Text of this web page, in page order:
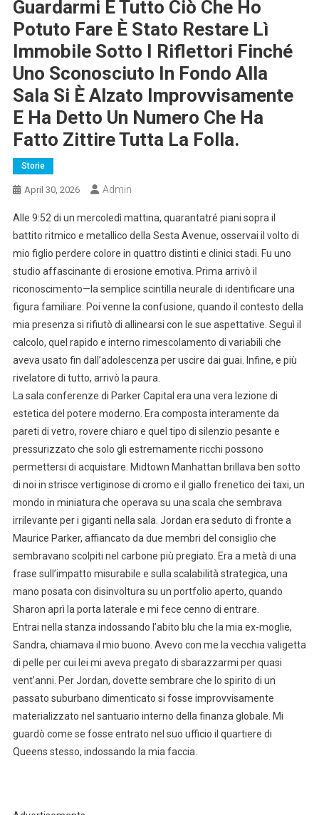
Guardarmi E Tutto Ciò Che Ho
Potuto Fare È Stato Restare Lì
Immobile Sotto I Riflettori Finché
Uno Sconosciuto In Fondo Alla
Sala Si È Alzato Improvvisamente
E Ha Detto Un Numero Che Ha
Fatto Zittire Tutta La Folla.
Storie
April 30, 2026 Admin
Alle 9:52 di un mercoledì mattina, quarantatré piani sopra il
battito ritmico e metallico della Sesta Avenue, osservai il volto di
mio figlio perdere colore in quattro distinti e clinici stadi. Fu uno
studio affascinante di erosione emotiva. Prima arrivò il
riconoscimento—la semplice scintilla neurale di identificare una
figura familiare. Poi venne la confusione, quando il contesto della
mia presenza si rifiutò di allinearsi con le sue aspettative. Seguì il
calcolo, quel rapido e interno rimescolamento di variabili che
aveva usato fin dall’adolescenza per uscire dai guai. Infine, e più
rivelatore di tutto, arrivò la paura.
La sala conferenze di Parker Capital era una vera lezione di
estetica del potere moderno. Era composta interamente da
pareti di vetro, rovere chiaro e quel tipo di silenzio pesante e
pressurizzato che solo gli estremamente ricchi possono
permettersi di acquistare. Midtown Manhattan brillava ben sotto
di noi in strisce vertiginose di cromo e il giallo frenetico dei taxi, un
mondo in miniatura che operava su una scala che sembrava
irrilevante per i giganti nella sala. Jordan era seduto di fronte a
Maurice Parker, affiancato da due membri del consiglio che
sembravano scolpiti nel carbone più pregiato. Era a metà di una
frase sull’impatto misurabile e sulla scalabilità strategica, una
mano posata con disinvoltura su un portfolio aperto, quando
Sharon aprì la porta laterale e mi fece cenno di entrare.
Entrai nella stanza indossando l’abito blu che la mia ex-moglie,
Sandra, chiamava il mio buono. Avevo con me la vecchia valigetta
di pelle per cui lei mi aveva pregato di sbarazzarmi per quasi
vent’anni. Per Jordan, dovette sembrare che lo spirito di un
passato suburbano dimenticato si fosse improvvisamente
materializzato nel santuario interno della finanza globale. Mi
guardò come se fosse entrato nel suo ufficio il quartiere di
Queens stesso, indossando la mia faccia.